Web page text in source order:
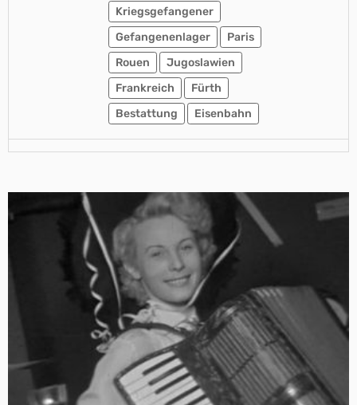
Kriegsgefangener
Gefangenenlager
Paris
Rouen
Jugoslawien
Frankreich
Fürth
Bestattung
Eisenbahn